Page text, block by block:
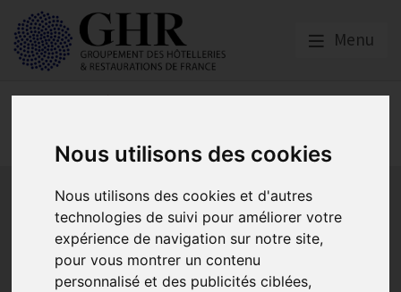
Nous utilisons des cookies
Nous utilisons des cookies et d'autres
technologies de suivi pour améliorer votre
expérience de navigation sur notre site,
pour vous montrer un contenu
personnalisé et des publicités ciblées,
Menu
Spécial CORONAVIRUS
COVID-19
Plan Relance Tourisme
Economie de trésorerie
Communication GNI
Sacem
Titres restaurant
Initiatives
Réglementation Fonds de Solidarité
Urssaf La reprise
Aides de l’état